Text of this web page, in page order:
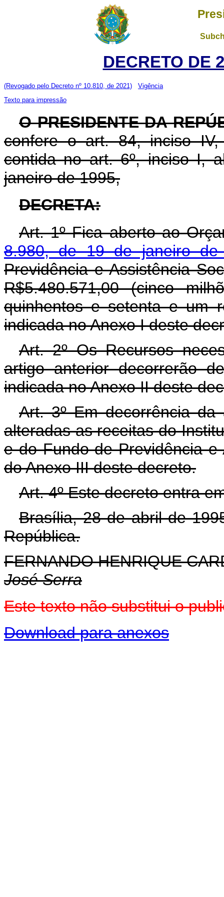
DECRETO DE
(Revogado pelo Decreto nº 10.810, de 2021)
Vigência
Texto para impressão
O PRESIDENTE DA
confere o art. 84, inciso
contida no art. 6º, inciso I,
janeiro de 1995,
DECRETA:
Art. 1º Fica aberto ao
8.980, de 19 de janeiro de
Previdência e Assistência
R$5.480.571,00 (cinco
quinhentos e setenta e um
indicada no Anexo I deste
Art. 2º Os Recursos
artigo anterior decorrerão
indicada no Anexo II deste
Art. 3º Em decorrência
alteradas as receitas do
e do Fundo de Previdência e
do Anexo III deste decreto.
Art. 4º Este decreto entra
Brasília, 28 de abril de
República.
FERNANDO HENRIQUE
José Serra
Este texto não substitui o
Download para anexos